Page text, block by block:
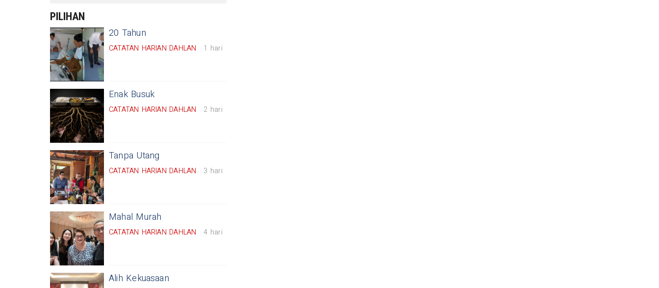
PILIHAN
20 Tahun
CATATAN HARIAN DAHLAN 1 hari
Enak Busuk
CATATAN HARIAN DAHLAN 2 hari
Tanpa Utang
CATATAN HARIAN DAHLAN 3 hari
Mahal Murah
CATATAN HARIAN DAHLAN 4 hari
Alih Kekuasaan